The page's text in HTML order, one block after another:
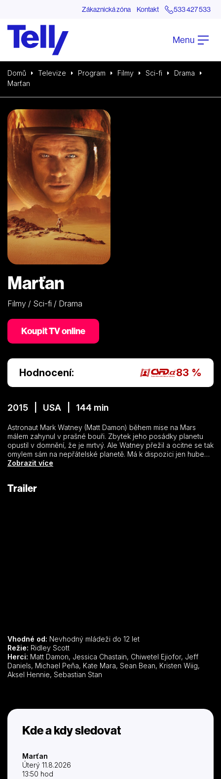
Zákaznická zóna Kontakt 533 427 533
Menu
Domů Televize Program Filmy Sci-fi
Drama
Marťan
Marťan
Filmy / Sci-fi / Drama
Koupit TV online
Hodnocení: 83 %
2015 | USA | 144 min
Astronaut Mark Watney (Matt Damon) během mise na Mars
málem zahynul v prašné bouři. Zbytek jeho posádky planetu
opustil v domnění, že je mrtvý. Ale Watney přežil a ocitne se tak
omylem sám na nepřátelské planetě. Má k dispozici jen hubené
zásoby a tak musí využít veškerý důvtip, invenci a technické
začne miliony kilometrů daleko od něj NASA a mezinárodní tým
Zobrazit více
Trailer
Vhodné od: Nevhodný mládeži do 12 let
Režie: Ridley Scott
Herci:
Daniels, Michael Peña, Kate Mara, Sean Bean, Kristen Wiig,
Aksel Hennie, Sebastian Stan
Kde a kdy sledovat
Marťan
Úterý 11.8.2026
13:50 hod